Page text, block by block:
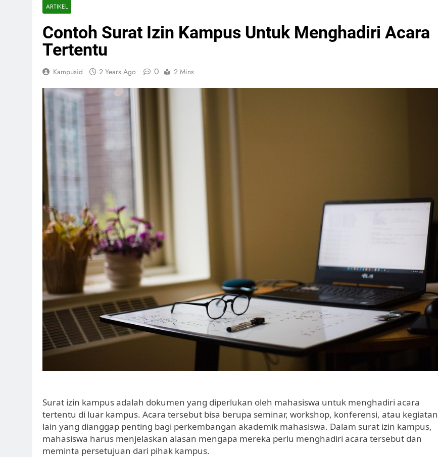
ARTIKEL
Contoh Surat Izin Kampus Untuk Menghadiri Acara
Tertentu
Kampusid 2 Years Ago 0 2 Mins
Surat izin kampus adalah dokumen yang diperlukan oleh mahasiswa untuk menghadiri acara
tertentu di luar kampus. Acara tersebut bisa berupa seminar, workshop, konferensi, atau kegiatan
lain yang dianggap penting bagi perkembangan akademik mahasiswa. Dalam surat izin kampus,
mahasiswa harus menjelaskan alasan mengapa mereka perlu menghadiri acara tersebut dan
meminta persetujuan dari pihak kampus.